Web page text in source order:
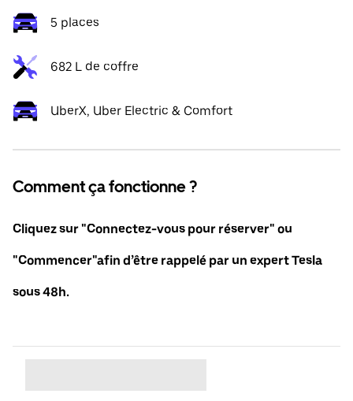
5 places
682 L de coffre
UberX, Uber Electric & Comfort
Comment ça fonctionne ?
Cliquez sur "Connectez-vous pour réserver" ou
"Commencer"afin d’être rappelé par un expert Tesla
sous 48h.